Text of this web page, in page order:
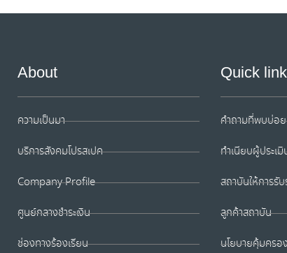
About
ความเป็นมา
บริการสังคมโปรสเปค
Company Profile
ศูนย์กลางชำระเงิน
ช่องทางร้องเรียน
Quick
คำถามที่พบบ่อย
ทำเนียบผู้ประเมิ
สถาบันให้การรั
ลูกค้าสถาบัน
นโยบายคุ้มคร